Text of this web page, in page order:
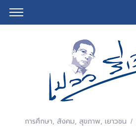
การศึกษา, สังคม, สุขภาพ, เยาวชน